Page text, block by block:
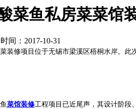
菜鱼私房菜菜馆
间：2017-10-31
装修项目位于无锡市梁溪区梧桐水岸。此
菜馆装修工程项目已近尾声，其设计阶段